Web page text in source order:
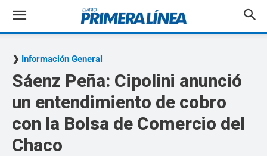
Información General
Sáenz Peña: Cipolini anunció
un entendimiento de cobro
con la Bolsa de Comercio del
Chaco